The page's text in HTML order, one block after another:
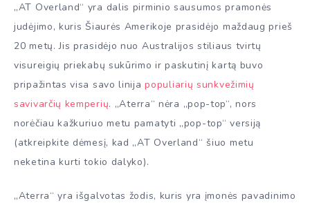
„AT Overland“ yra dalis pirminio sausumos pramonės
judėjimo, kuris Šiaurės Amerikoje prasidėjo maždaug prieš
20 metų. Jis prasidėjo nuo Australijos stiliaus tvirtų
visureigių priekabų sukūrimo ir paskutinį kartą buvo
pripažintas visa savo linijapopuliarių sunkvežimių
savivarčių kemperių. „Aterra“ nėra „pop-top“, nors
norėčiau kažkuriuo metu pamatyti „pop-top“ versiją
(atkreipkite dėmesį, kad „AT Overland“ šiuo metu
neketina kurti tokio dalyko).
„Aterra“ yra išgalvotas žodis, kuris yra įmonės pavadinimo